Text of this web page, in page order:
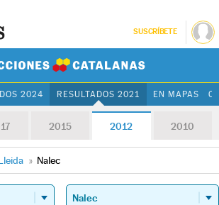
SUSCRÍBETE
2024 RESULTADOS 2021 EN MAPAS
2015 2012 2010
» Nalec